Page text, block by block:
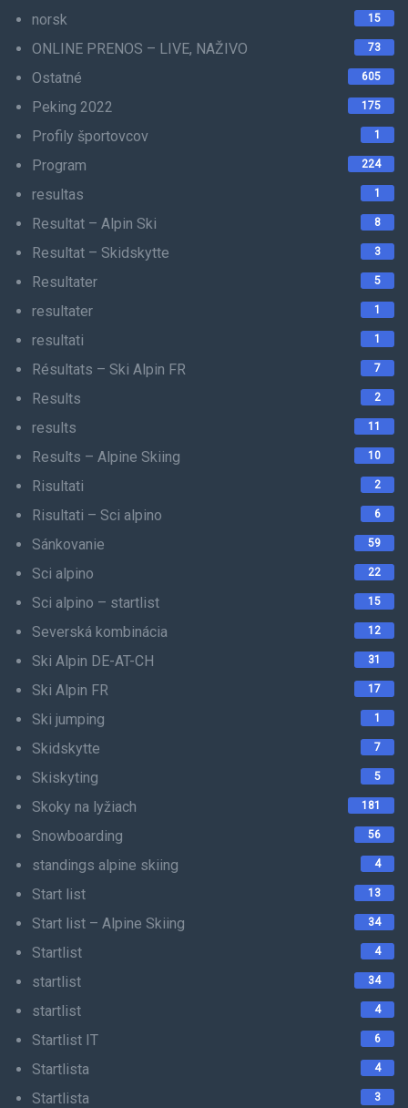
norsk 15
ONLINE PRENOS – LIVE, NAŽIVO 73
Ostatné 605
Peking 2022 175
Profily športovcov 1
Program 224
resultas 1
Resultat – Alpin Ski 8
Resultat – Skidskytte 3
Resultater 5
resultater 1
resultati 1
Résultats – Ski Alpin FR 7
Results 2
results 11
Results – Alpine Skiing 10
Risultati 2
Risultati – Sci alpino 6
Sánkovanie 59
Sci alpino 22
Sci alpino – startlist 15
Severská kombinácia 12
Ski Alpin DE-AT-CH 31
Ski Alpin FR 17
Ski jumping 1
Skidskytte 7
Skiskyting 5
Skoky na lyžiach 181
Snowboarding 56
standings alpine skiing 4
Start list 13
Start list – Alpine Skiing 34
Startlist 4
startlist 34
startlist 4
Startlist IT 6
Startlista 4
Startlista 3